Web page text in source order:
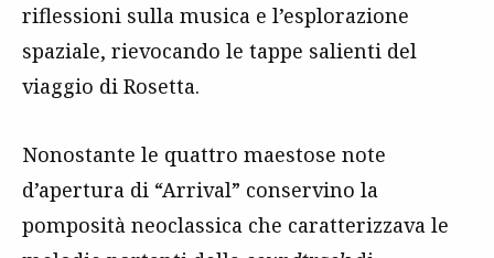
riflessioni sulla musica e l’esplorazione
spaziale, rievocando le tappe salienti del
viaggio di Rosetta.
Nonostante le quattro maestose note
d’apertura di “Arrival” conservino la
pomposità neoclassica che caratterizzava le